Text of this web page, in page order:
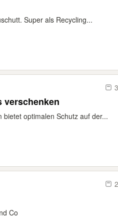
Super als Recycling...
verschenken
optimalen Schutz auf der...
Co